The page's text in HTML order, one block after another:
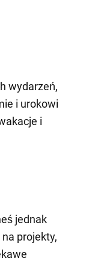
wydarzeń,
i urokowi
i
jednak
projekty,